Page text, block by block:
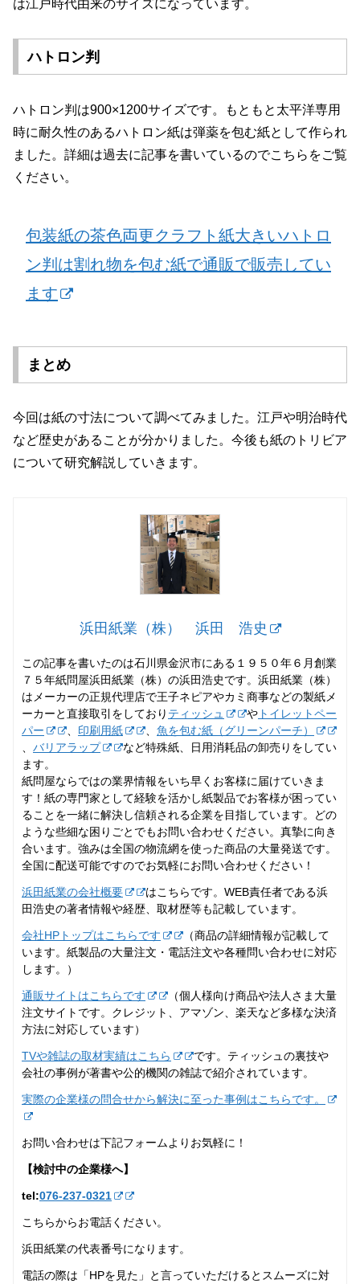
は江戸時代由来のサイズになっています。
ハトロン判
ハトロン判は900×1200サイズです。もともと太平洋専用
時に耐久性のあるハトロン紙は弾薬を包む紙として作られ
ました。詳細は過去に記事を書いているのでこちらをご覧
ください。
包装紙の茶色両更クラフト紙大きいハトロ
ン判は割れ物を包む紙で通販で販売してい
ます
まとめ
今回は紙の寸法について調べてみました。江戸や明治時代
など歴史があることが分かりました。今後も紙のトリビア
について研究解説していきます。
浜田紙業（株） 浜田 浩史
この記事を書いたのは石川県金沢市にある１９５０年６月創業
７５年紙問屋浜田紙業（株）の浜田浩史です。浜田紙業（株）
はメーカーの正規代理店で王子ネピアやカミ商事などの製紙メ
ーカーと直接取引をしており ティッシュ や トイレットペー
パー
印刷用紙
魚を包む紙（グリーンパーチ）
バリアラップ
など特殊紙、日用消耗品の卸売りをしてい
ます。
紙問屋ならではの業界情報をいち早くお客様に届けていきま
す！紙の専門家として経験を活かし紙製品でお客様が困ってい
ることを一緒に解決し信頼される企業を目指しています。どの
ような些細な困りごとでもお問い合わせください。真摯に向き
合います。強みは全国の物流網を使った商品の大量発送です。
全国に配送可能ですのでお気軽にお問い合わせください！
浜田紙業の会社概要
はこちらです。WEB責任者である浜
田浩史の著者情報や経歴、取材歴等も記載しています。
会社HPトップはこちらです
（商品の詳細情報が記載して
います。紙製品の大量注文・電話注文や各種問い合わせに対応
します。）
通販サイトはこちらです
（個人様向け商品や法人さま大量
注文サイトです。クレジット、アマゾン、楽天など多様な決済
方法に対応しています）
TVや雑誌の取材実績はこちら
です。ティッシュの裏技や
会社の事例が著書や公的機関の雑誌で紹介されています。
実際の企業様の問合せから解決に至った事例はこちらです。
お問い合わせは下記フォームよりお気軽に！
【検討中の企業様へ】
tel:076-237‐0321
こちらからお電話ください。
浜田紙業の代表番号になります。
電話の際は「HPを見た」と言っていただけるとスムーズに対